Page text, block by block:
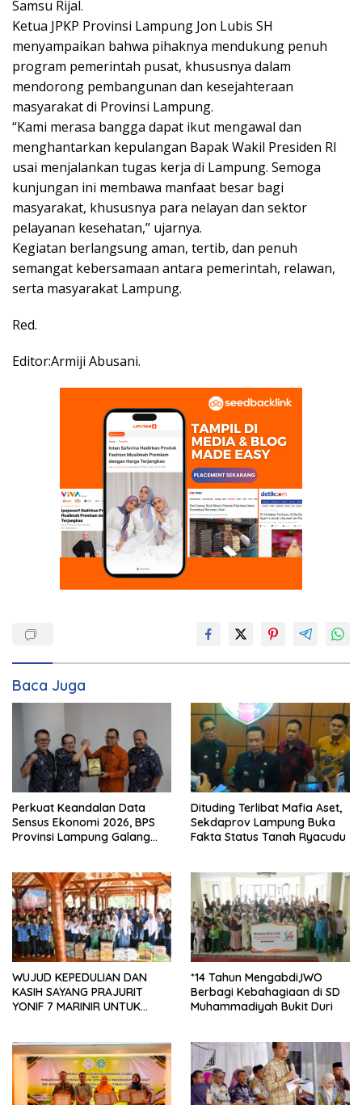
Samsu Rijal.
Ketua JPKP Provinsi Lampung Jon Lubis SH
menyampaikan bahwa pihaknya mendukung penuh
program pemerintah pusat, khususnya dalam
mendorong pembangunan dan kesejahteraan
masyarakat di Provinsi Lampung.
“Kami merasa bangga dapat ikut mengawal dan
menghantarkan kepulangan Bapak Wakil Presiden RI
usai menjalankan tugas kerja di Lampung. Semoga
kunjungan ini membawa manfaat besar bagi
masyarakat, khususnya para nelayan dan sektor
pelayanan kesehatan,” ujarnya.
Kegiatan berlangsung aman, tertib, dan penuh
semangat kebersamaan antara pemerintah, relawan,
serta masyarakat Lampung.
Red.
Editor:Armiji Abusani.
Baca Juga
Perkuat Keandalan Data
Sensus Ekonomi 2026, BPS
Provinsi Lampung Galang
Dituding Terlibat Mafia Aset,
Sekdaprov Lampung Buka
Fakta Status Tanah Ryacudu
WUJUD KEPEDULIAN DAN
KASIH SAYANG PRAJURIT
YONIF 7 MARINIR UNTUK
*14 Tahun Mengabdi,IWO
Berbagi Kebahagiaan di SD
Muhammadiyah Bukit Duri